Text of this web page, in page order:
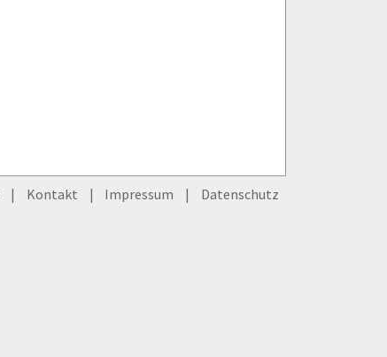
Kontakt Impressum Datenschutz